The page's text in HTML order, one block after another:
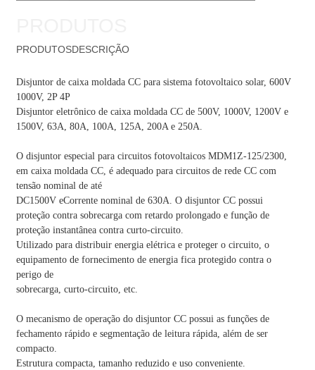
PRODUTOSDESCRIÇÃO
Disjuntor de caixa moldada CC para sistema fotovoltaico solar, 600V
1000V, 2P 4P
Disjuntor eletrônico de caixa moldada CC de 500V, 1000V, 1200V e
1500V, 63A, 80A, 100A, 125A, 200A e 250A.
O disjuntor especial para circuitos fotovoltaicos MDM1Z-125/2300,
em caixa moldada CC, é adequado para circuitos de rede CC com
tensão nominal de até
DC1500V eCorrente nominal de 630A. O disjuntor CC possui
proteção contra sobrecarga com retardo prolongado e função de
proteção instantânea contra curto-circuito.
Utilizado para distribuir energia elétrica e proteger o circuito, o
equipamento de fornecimento de energia fica protegido contra o
perigo de
sobrecarga, curto-circuito, etc.
O mecanismo de operação do disjuntor CC possui as funções de
fechamento rápido e segmentação de leitura rápida, além de ser
compacto.
Estrutura compacta, tamanho reduzido e uso conveniente.